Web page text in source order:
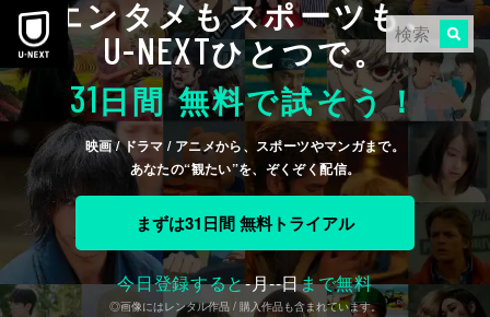
本文へスキップエンタメもスポーツも、
U-NEXTひとつで。
31日間 無料で試そう！
映画 / ドラマ / アニメから、スポーツやマンガまで。
あなたの“観たい”を、ぞくぞく配信。
まずは31日間 無料トライアル
今日登録すると-月--日まで無料
◎画像にはレンタル作品 / 購入作品も含まれています。